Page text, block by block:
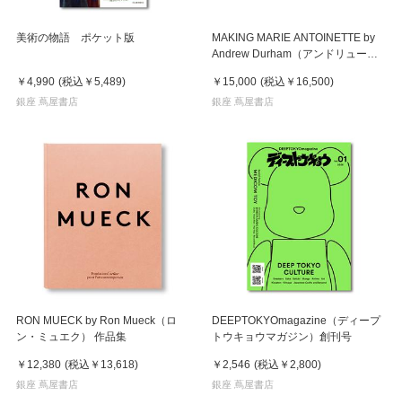
美術の物語 ポケット版
￥4,990 (税込 ￥5,489)
銀座 蔦屋書店
MAKING MARIE ANTOINETTE by
Andrew Durham（アンドリュー・
作品集
￥15,000 (税込 ￥16,500)
銀座 蔦屋書店
RON MUECK by Ron Mueck（ロ
ン・ミュエク） 作品集
￥12,380 (税込 ￥13,618)
銀座 蔦屋書店
DEEPTOKYOmagazine（ディープ
トウキョウマガジン）創刊号
￥2,546 (税込 ￥2,800)
銀座 蔦屋書店